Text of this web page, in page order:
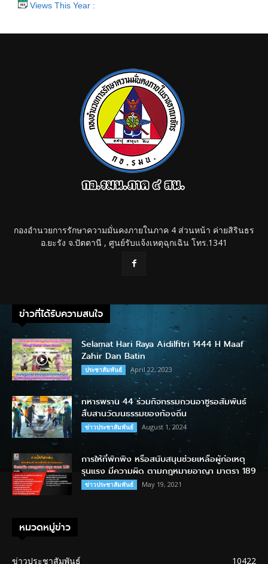
Views This Year :
กองอำนวยการรักษาความมั่นคงภายในภาค 4 ส่วนหน้า ค่ายสิรินธร
อ.ยะรัง จ.ปัตตานี , ศูนย์รับแจ้งเหตุฉุกเฉิน โทร.1341
ข่าวที่ได้รับความสนใจ
Selamat Hari Raya Aidilfitri 1444 H Maaf
Zahir Dan Batin
ประชาสัมพันธ์ April 22, 2023
ทหารพราน 44 ร่วมกิจกรรมกวนอาซูรอสัมพันธ์
สืบสานวัฒนธรรมของท้องถิ่น
ข่าวประชาสัมพันธ์ August 1, 2024
การให้ที่พักพิง หรือสนับสนุนช่วยเหลือผู้ก่อเหตุ
รุนแรง มีความผิด ตามกฎหมายอาญา มาตรา 189
ข่าวประชาสัมพันธ์ May 19, 2021
หมวดหมู่ข่าว
ข่าวประชาสัมพันธ์ 10422